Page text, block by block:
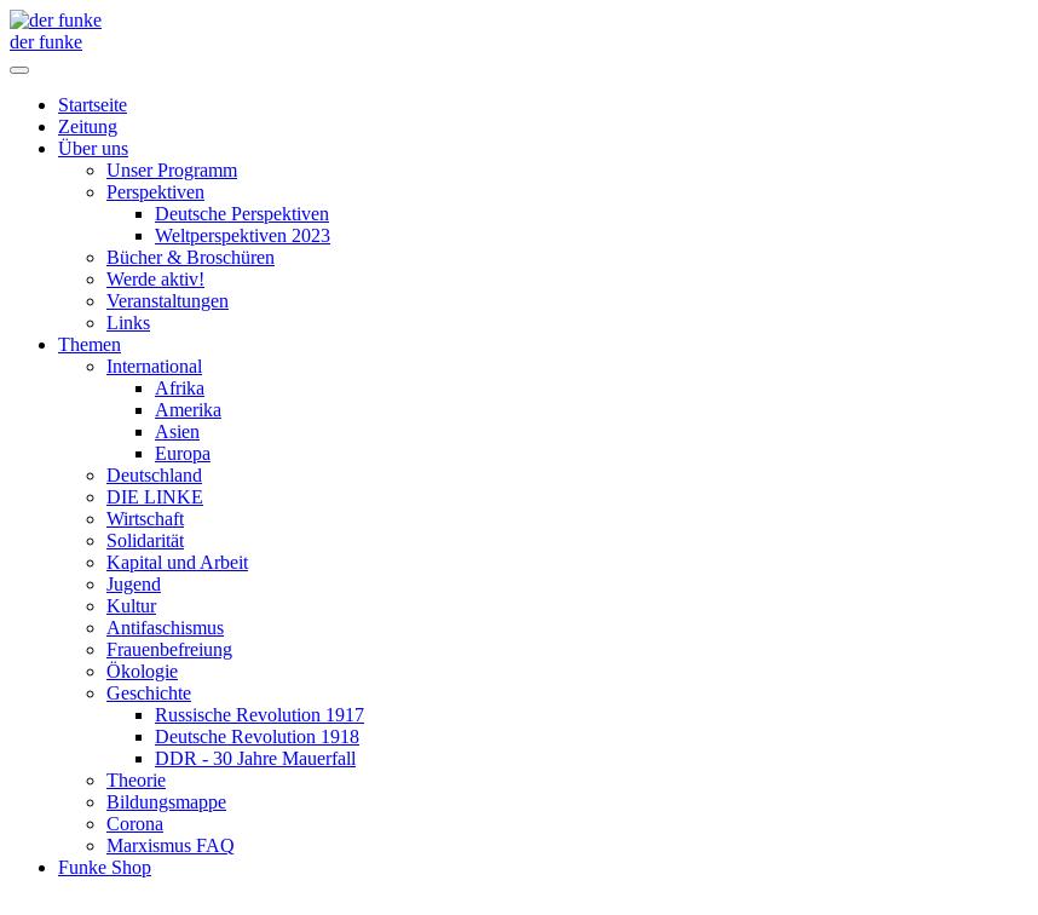
der funke
Startseite
Zeitung
Über uns
Unser Programm
Perspektiven
Deutsche Perspektiven
Weltperspektiven 2023
Bücher & Broschüren
Werde aktiv!
Veranstaltungen
Links
Themen
International
Afrika
Amerika
Asien
Europa
Deutschland
DIE LINKE
Wirtschaft
Solidarität
Kapital und Arbeit
Jugend
Kultur
Antifaschismus
Frauenbefreiung
Ökologie
Geschichte
Russische Revolution 1917
Deutsche Revolution 1918
DDR - 30 Jahre Mauerfall
Theorie
Bildungsmappe
Corona
Marxismus FAQ
Funke Shop